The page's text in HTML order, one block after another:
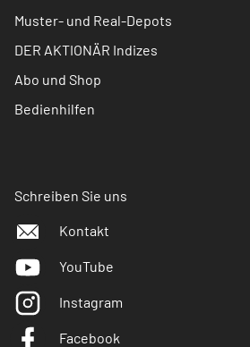
Muster- und Real-Depots
DER AKTIONÄR Indizes
Abo und Shop
Bedienhilfen
Schreiben Sie uns
Kontakt
YouTube
Instagram
Facebook